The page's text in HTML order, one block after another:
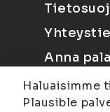
Anna
Haluaisimme
Plausible